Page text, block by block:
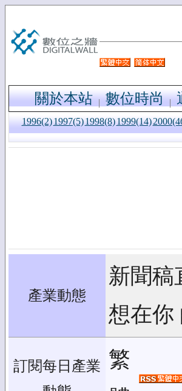
關於本站 數位時尚
1996(2)1997(5)1998(8)1999(14)
產業動態
新聞稿
想在你
訂閱每日產業 繁